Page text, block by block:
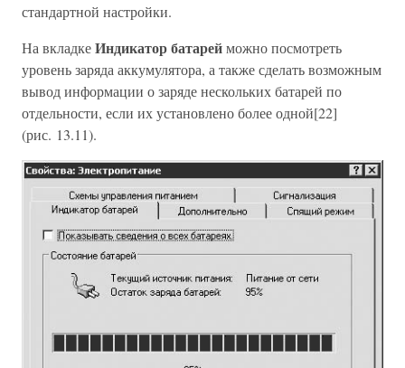
стандартной настройки.
На вкладкеИндикатор батарейможно посмотреть
уровень заряда аккумулятора, а также сделать возможным
вывод информации о заряде нескольких батарей по
отдельности, если их установлено более одной[22]
(рис. 13.11).